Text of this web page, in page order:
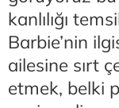
kanlılığı
Barbie’nin
ailesine sırt
etmek, belki